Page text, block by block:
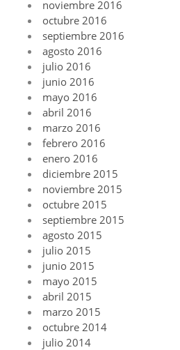
noviembre 2016
octubre 2016
septiembre 2016
agosto 2016
julio 2016
junio 2016
mayo 2016
abril 2016
marzo 2016
febrero 2016
enero 2016
diciembre 2015
noviembre 2015
octubre 2015
septiembre 2015
agosto 2015
julio 2015
junio 2015
mayo 2015
abril 2015
marzo 2015
octubre 2014
julio 2014